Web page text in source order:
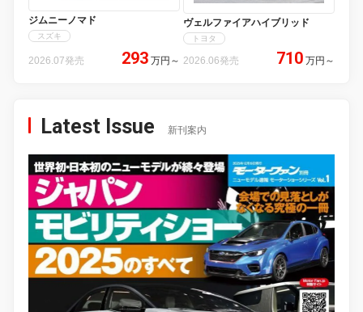
ジムニーノマド
スズキ
2026.07発売 293 万円 ～
ヴェルファイアハイブリッド
トヨタ
2026.06発売 710 万円 ～
Latest Issue 新刊案内